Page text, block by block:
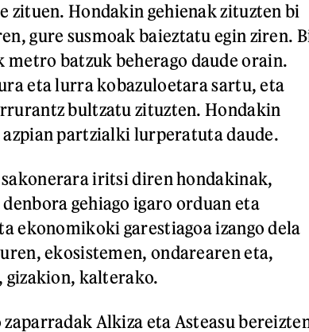
zituen. Hondakin gehienak zituzten bi
gure susmoak baieztatu egin ziren.
batzuk beherago daude orain.
eta lurra kobazuloetara sartu, eta
bultzatu zituzten. Hondakin
partzialki lurperatuta daude.
iritsi diren hondakinak,
gehiago igaro orduan eta
ekonomikoki garestiagoa izango dela
ekosistemen, ondarearen eta,
gizakion, kalterako.
Alkiza eta Asteasu